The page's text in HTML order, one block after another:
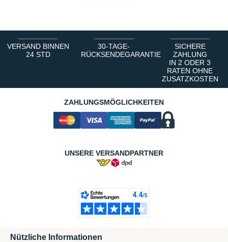
VERSAND BINNEN
24 STD
30-TAGE-
RÜCKSENDEGARANTIE
SICHERE
ZAHLUNG
IN 2 ODER 3
RATEN OHNE
ZUSATZKOSTEN
ZAHLUNGSMÖGLICHKEITEN
UNSERE VERSANDPARTNER
Nützliche Informationen